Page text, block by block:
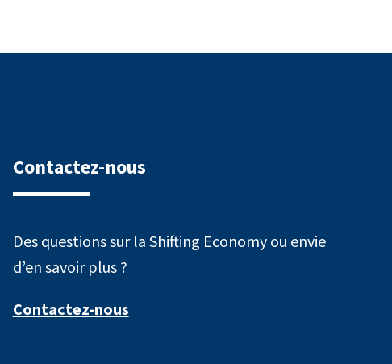
Contactez-nous
Des questions sur la Shifting Economy ou envie
d’en savoir plus ?
Contactez-nous